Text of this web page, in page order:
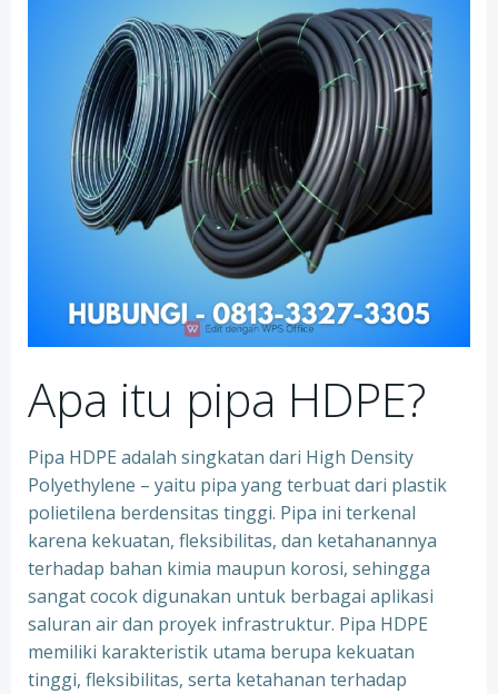
Apa itu pipa HDPE?
Pipa HDPE adalah singkatan dari High Density
Polyethylene – yaitu pipa yang terbuat dari plastik
polietilena berdensitas tinggi. Pipa ini terkenal
karena kekuatan, fleksibilitas, dan ketahanannya
terhadap bahan kimia maupun korosi, sehingga
sangat cocok digunakan untuk berbagai aplikasi
saluran air dan proyek infrastruktur. Pipa HDPE
memiliki karakteristik utama berupa kekuatan
tinggi, fleksibilitas, serta ketahanan terhadap